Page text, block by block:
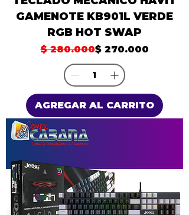
GAMENOTE KB901L VERDE
RGB HOT SWAP
Precio
$ 280.000Precio de oferta
$ 270.000
AGREGAR AL CARRITO